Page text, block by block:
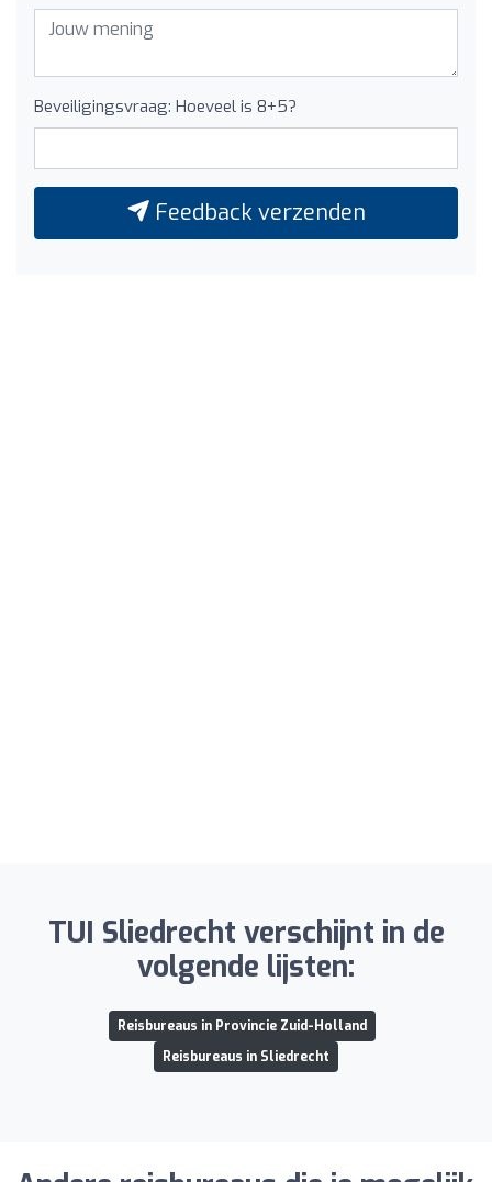
Beveiligingsvraag: Hoeveel is 8+5?
Feedback verzenden
TUI Sliedrecht verschijnt in de
volgende lijsten:
Reisbureaus in Provincie Zuid-Holland
Reisbureaus in Sliedrecht